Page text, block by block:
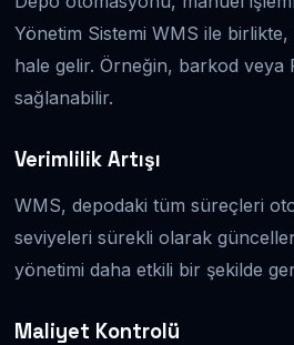
Yönetim Sistemi WMS ile
hale gelir. Örneğin, barkod veya
sağlanabilir.
Verimlilik Artışı
WMS, depodaki tüm süreçleri
seviyeleri sürekli olarak
yönetimi daha etkili bir şekilde
Maliyet Kontrolü